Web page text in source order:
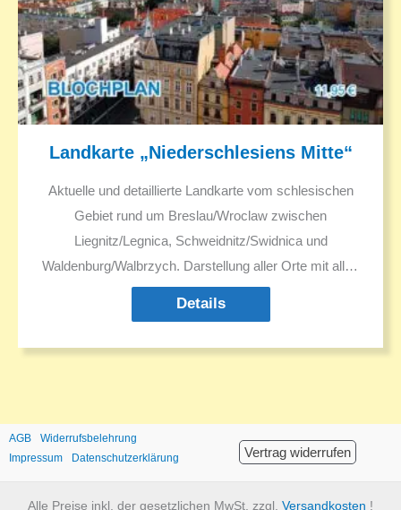
Landkarte „Niederschlesiens Mitte“
Aktuelle und detaillierte Landkarte vom schlesischen
Gebiet rund um Breslau/Wroclaw zwischen
Liegnitz/Legnica, Schweidnitz/Swidnica und
Waldenburg/Walbrzych. Darstellung aller Orte mit allen
Namen in Deutsch und Polnisch. Sehenswürdgkeiten.
Ausflugsziele. Historische Informationen.
Details
AGB
Widerrufsbelehrung
Impressum
Datenschutzerklärung Vertrag widerrufen
Alle Preise inkl. der gesetzlichen MwSt. zzgl. Versandkosten !